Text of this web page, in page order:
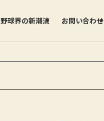
野球界の新潮流 お問い合わせ